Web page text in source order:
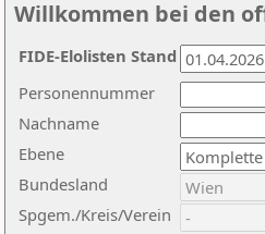
Willkommen bei den
Nachname
Ebene
Personennummer
Bundesland
Spgem./Kreis/Verein
FIDE-Elolisten Stand